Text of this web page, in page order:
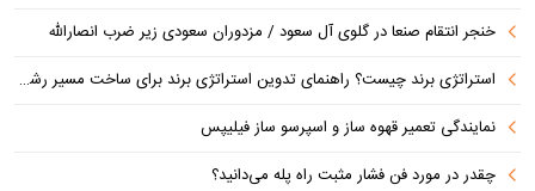
خنجر انتقام صنعا در گلوی آل سعود / مزدوران سعودی زیر ضرب انصارالله
استراتژی برند چیست؟ راهنمای تدوین استراتژی برند برای ساخت مسیر رشد متمایز
نمایندگی تعمیر قهوه ساز و اسپرسو ساز فیلیپس
چقدر در مورد فن فشار مثبت راه پله می‌دانید؟